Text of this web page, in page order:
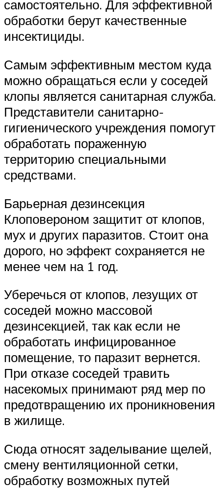
самостоятельно. Для эффективной
обработки берут качественные
инсектициды.
Самым эффективным местом куда
можно обращаться если у соседей
клопы является санитарная служба.
Представители санитарно-
гигиенического учреждения помогут
обработать пораженную
территорию специальными
средствами.
Барьерная дезинсекция
Клоповероном защитит от клопов,
мух и других паразитов. Стоит она
дорого, но эффект сохраняется не
менее чем на 1 год.
Уберечься от клопов, лезущих от
соседей можно массовой
дезинсекцией, так как если не
обработать инфицированное
помещение, то паразит вернется.
При отказе соседей травить
насекомых принимают ряд мер по
предотвращению их проникновения
в жилище.
Сюда относят заделывание щелей,
смену вентиляционной сетки,
обработку возможных путей